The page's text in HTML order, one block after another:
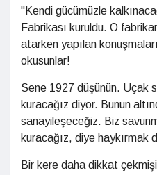
"Kendi gücümüzle
Fabrikası kuruldu. O
atarken yapılan
okusunlar!
Sene 1927 düşünün. Uçak
kuracağız diyor. Bunun
sanayileşeceğiz. Biz
kuracağız, diye haykırmak
Bir kere daha dikkat